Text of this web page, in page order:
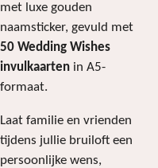
met luxe gouden
naamsticker, gevuld met
50 Wedding Wishes
invulkaarten in A5-
formaat.
Laat familie en vrienden
tijdens jullie bruiloft een
persoonlijke wens,